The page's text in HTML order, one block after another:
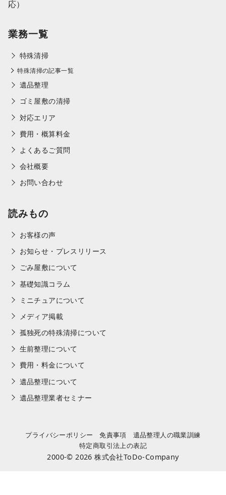
応）
業務一覧
特殊清掃
特殊清掃の記事一覧
遺品整理
ゴミ屋敷の清掃
対応エリア
費用・概算料金
よくあるご質問
会社概要
お問い合わせ
読みもの
お客様の声
お知らせ・プレスリリース
ごみ屋敷について
基礎知識コラム
ミニチュアについて
メディア掲載
孤独死の特殊清掃について
生前整理について
費用・料金について
遺品整理について
遺品整理業者セミナー
プライバシーポリシー 免責事項
遺品整理人の職業訓練
特定商取引法上の表記
2000-© 2026株式会社ToDo-Company